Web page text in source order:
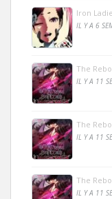
Iron
IL Y A 6
The
IL Y A 11
The
IL Y A 11
The
IL Y A 11